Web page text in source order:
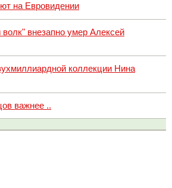
на Евровидении
внезапно умер Алексей
коллекции Нина
важнее ..